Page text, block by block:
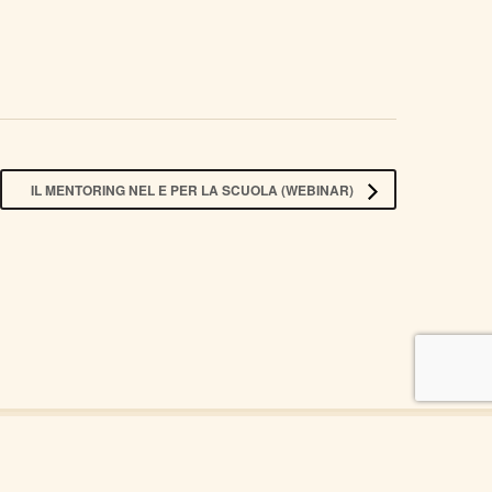
IL MENTORING NEL E PER LA SCUOLA (WEBINAR)